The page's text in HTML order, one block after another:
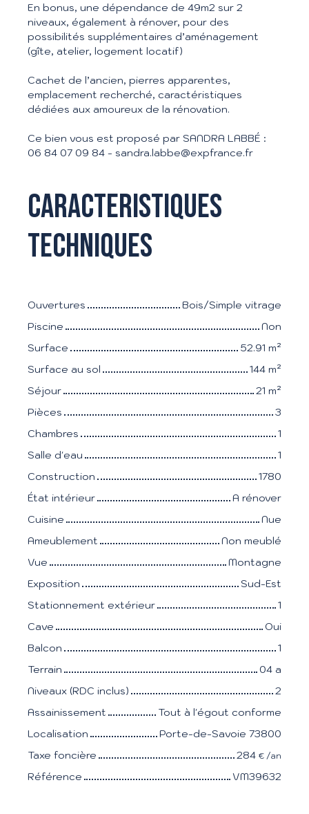
En bonus, une dépendance de 49m2 sur 2
niveaux, également à rénover, pour des
possibilités supplémentaires d’aménagement
(gîte, atelier, logement locatif)
Cachet de l’ancien, pierres apparentes,
emplacement recherché, caractéristiques
dédiées aux amoureux de la rénovation.
Ce bien vous est proposé par SANDRA LABBÉ :
06 84 07 09 84 - sandra.labbe@expfrance.fr
Caracteristiques
techniques
Ouvertures
Bois/Simple vitrage
Piscine
Non
Surface
52.91 m²
Surface au sol
144 m²
Séjour
21 m²
Pièces
3
Chambres
1
Salle d'eau
1
Construction
1780
État intérieur
A rénover
Cuisine
Nue
Ameublement
Non meublé
Vue
Montagne
Exposition
Sud-Est
Stationnement extérieur
1
Cave
Oui
Balcon
1
Terrain
04 a
Niveaux (RDC inclus)
2
Assainissement
Tout à l'égout conforme
Localisation
Porte-de-Savoie 73800
Taxe foncière
284 € /an
Référence VM39632